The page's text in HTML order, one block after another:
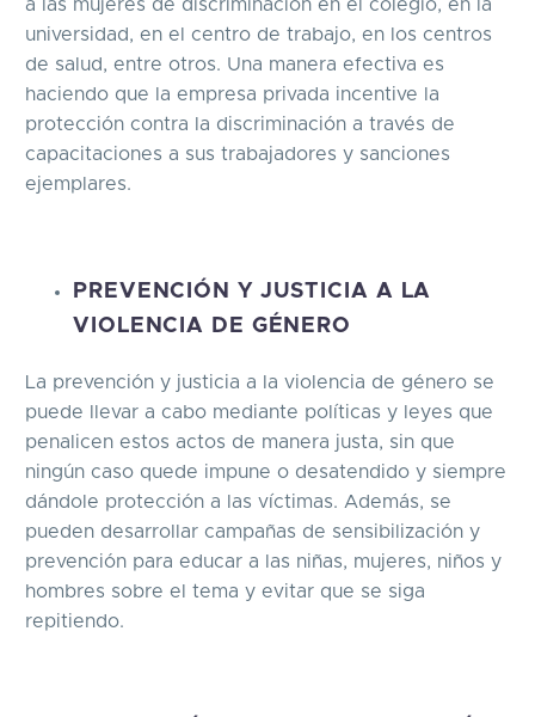
a las mujeres de discriminación en el colegio, en la
universidad, en el centro de trabajo, en los centros
de salud, entre otros. Una manera efectiva es
haciendo que la empresa privada incentive la
protección contra la discriminación a través de
capacitaciones a sus trabajadores y sanciones
ejemplares.
PREVENCIÓN Y JUSTICIA A LA
VIOLENCIA DE GÉNERO
La prevención y justicia a la violencia de género se
puede llevar a cabo mediante políticas y leyes que
penalicen estos actos de manera justa, sin que
ningún caso quede impune o desatendido y siempre
dándole protección a las víctimas. Además, se
pueden desarrollar campañas de sensibilización y
prevención para educar a las niñas, mujeres, niños y
hombres sobre el tema y evitar que se siga
repitiendo.